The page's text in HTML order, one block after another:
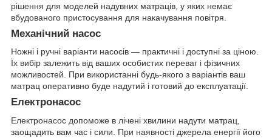
рішення для моделей надувних матраців, у яких немає
вбудованого пристосування для накачування повітря.
Механічний насос
Ножні і ручні варіанти насосів — практичні і доступні за ціною.
Їх вибір залежить від ваших особистих переваг і фізичних
можливостей. При використанні будь-якого з варіантів ваш
матрац оперативно буде надутий і готовий до експлуатації.
Електронасос
Електронасос допоможе в лічені хвилини надути матрац,
заощадить вам час і сили. При наявності джерела енергії його